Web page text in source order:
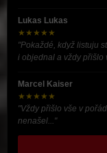
Lukas Lukas
★★★★★
"Pokaždé, když listuju
i objednal a vždy přišlo
Marcel Kaiser
★★★★★
"Vždy přišlo vše v
nenašel..."